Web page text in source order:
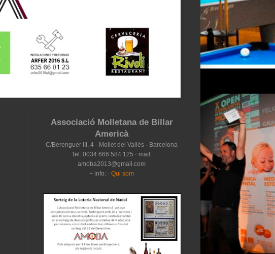
Associació Molletana de Billar
Americà
C/Berenguer III, 4 · Mollet del Vallès · Barcelona
Tel: 0034 666 584 125 · mail:
amoba2013@gmail.com
+ info: · Qui som